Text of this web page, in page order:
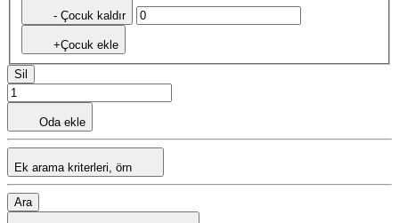
- Çocuk kaldır
+Çocuk ekle
Sil
Oda ekle
Ek arama kriterleri, örn
Ara